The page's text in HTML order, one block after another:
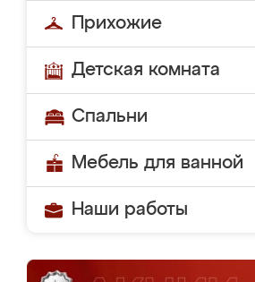
Прихожие
Детская комната
Спальни
Мебель для ванной
Наши работы